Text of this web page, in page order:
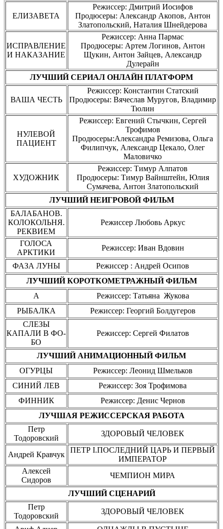
ЕЛИЗАВЕТА
Режиссер: Дмитрий Иосифов
Продюсеры: Александр Акопов, Антон
Златопольский, Наталия Шнейдерова
ИСПРАВЛЕНИЕ
И НАКАЗАНИЕ
Режиссер: Анна Пармас
Продюсеры: Артем Логинов, Антон
Щукин, Антон Зайцев, Александр
Дулерайн
ЛУЧШИЙ СЕРИАЛ ОНЛАЙН ПЛАТФОРМ
ВАША ЧЕСТЬ
Режиссер: Константин Статский
Продюсеры: Вячеслав Муругов, Владимир
Тюлин
НУЛЕВОЙ
ПАЦИЕНТ
Режиссер: Евгений Стычкин, Сергей
Трофимов
Продюсеры:Александра Ремизова, Ольга
Филипчук, Александр Цекало, Олег
Маловичко
ХУДОЖНИК
Режиссер: Тимур Алпатов
Продюсеры: Тимур Вайнштейн, Юлия
Сумачева, Антон Златопольский
ЛУЧШИЙ НЕИГРОВОЙ ФИЛЬМ
БАЛАБАНОВ.
КОЛОКОЛЬНЯ.
РЕКВИЕМ
Режиссер Любовь Аркус
ГОЛОСА
АРКТИКИ
Режиссер: Иван Вдовин
ФАЗА ЛУНЫ
Режиссер : Андрей Осипов
ЛУЧШИЙ КОРОТКОМЕТРАЖНЫЙ ФИЛЬМ
А
Режиссер: Татьяна Жукова
РЫБАЛКА
Режиссер: Георгий Болдугеров
СЛЕЗЫ
КАПАЛИ В ФО-
БО
Режиссер: Сергей Филатов
ЛУЧШИЙ АНИМАЦИОННЫЙ ФИЛЬМ
ОГУРЦЫ
Режиссер: Леонид Шмельков
СИНИЙ ЛЕВ
Режиссер: Зоя Трофимова
ФИННИК
Режиссер: Денис Чернов
ЛУЧШАЯ РЕЖИССЕРСКАЯ РАБОТА
Петр
Тодоровский
ЗДОРОВЫЙ ЧЕЛОВЕК
Андрей Кравчук
ПЕТР I.ПОСЛЕДНИЙ ЦАРЬ И ПЕРВЫЙ
ИМПЕРАТОР
Алексей
Сидоров
ЧЕМПИОН МИРА
ЛУЧШИЙ СЦЕНАРИЙ
Петр
Тодоровский
ЗДОРОВЫЙ ЧЕЛОВЕК